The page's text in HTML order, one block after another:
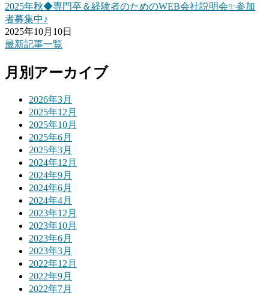
2025年秋◆専門卒＆経験者のためのWEB会社説明会✨参加
者募集中♪
2025年10月10日
最新記事一覧
月別アーカイブ
2026年3月
2025年12月
2025年10月
2025年6月
2025年3月
2024年12月
2024年9月
2024年6月
2024年4月
2023年12月
2023年10月
2023年6月
2023年3月
2022年12月
2022年9月
2022年7月